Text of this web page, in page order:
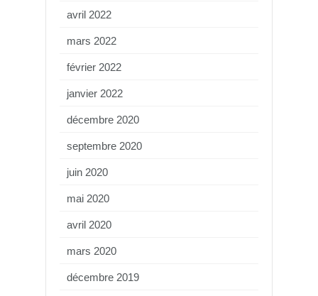
avril 2022
mars 2022
février 2022
janvier 2022
décembre 2020
septembre 2020
juin 2020
mai 2020
avril 2020
mars 2020
décembre 2019